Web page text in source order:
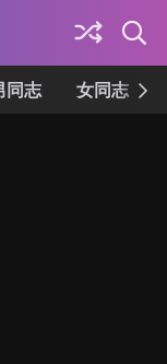
同志 女同志